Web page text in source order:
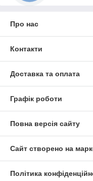
Про нас
Контакти
Доставка та оплата
Графік роботи
Повна версія сайту
Сайт створено на
Політика